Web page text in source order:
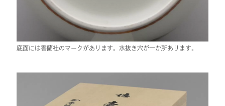
底面には香蘭社のマークがあります。水抜き穴が一か所あります。